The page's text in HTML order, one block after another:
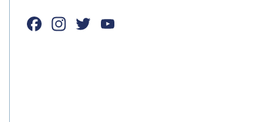
Facebook
Instagram
Twitter